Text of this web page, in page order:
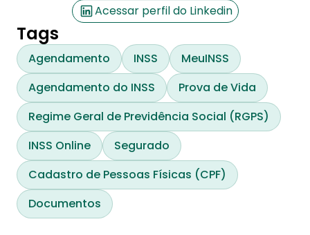
Acessar perfil do Linkedin
Tags
Agendamento INSS
MeuINSS
Agendamento do INSS
Prova de Vida
Regime Geral de Previdência Social (RGPS)
INSS Online
Segurado
Cadastro de Pessoas Físicas (CPF)
Documentos